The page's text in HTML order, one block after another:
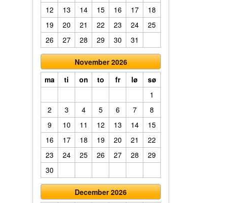
12
13 14 15 16 17
18
19
20 21 22 23 24
25
26
27 28 29 30 31
November 2026
ma
ti on to fr lø
sø
1
2
3 4 5 6 7
8
9
10 11 12 13 14
15
16
17 18 19 20 21
22
23
24 25 26 27 28
29
30
December 2026